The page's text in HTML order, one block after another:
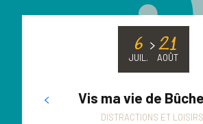
Cette semaine
6
JUIL.
21
AOÛT
Vis ma vie de
DISTRACTIONS ET LOISIRS